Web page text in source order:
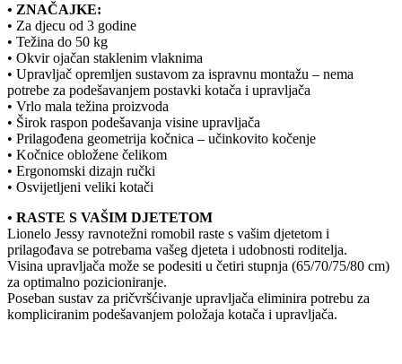
• ZNAČAJKE:
• Za djecu od 3 godine
• Težina do 50 kg
• Okvir ojačan staklenim vlaknima
• Upravljač opremljen sustavom za ispravnu montažu – nema
potrebe za podešavanjem postavki kotača i upravljača
• Vrlo mala težina proizvoda
• Širok raspon podešavanja visine upravljača
• Prilagođena geometrija kočnica – učinkovito kočenje
• Kočnice obložene čelikom
• Ergonomski dizajn ručki
• Osvijetljeni veliki kotači
• RASTE S VAŠIM DJETETOM
Lionelo Jessy ravnotežni romobil raste s vašim djetetom i
prilagođava se potrebama vašeg djeteta i udobnosti roditelja.
Visina upravljača može se podesiti u četiri stupnja (65/70/75/80 cm)
za optimalno pozicioniranje.
Poseban sustav za pričvršćivanje upravljača eliminira potrebu za
kompliciranim podešavanjem položaja kotača i upravljača.